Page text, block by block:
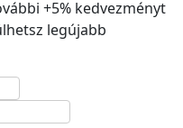
+5% kedvezményt
legújabb